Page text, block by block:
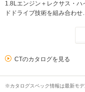
1.8Lエンジン＋レクサス・ハ
ドドライブ技術を組み合わ
CTのカタログを見る
※カタログスペック情報は最新モデ